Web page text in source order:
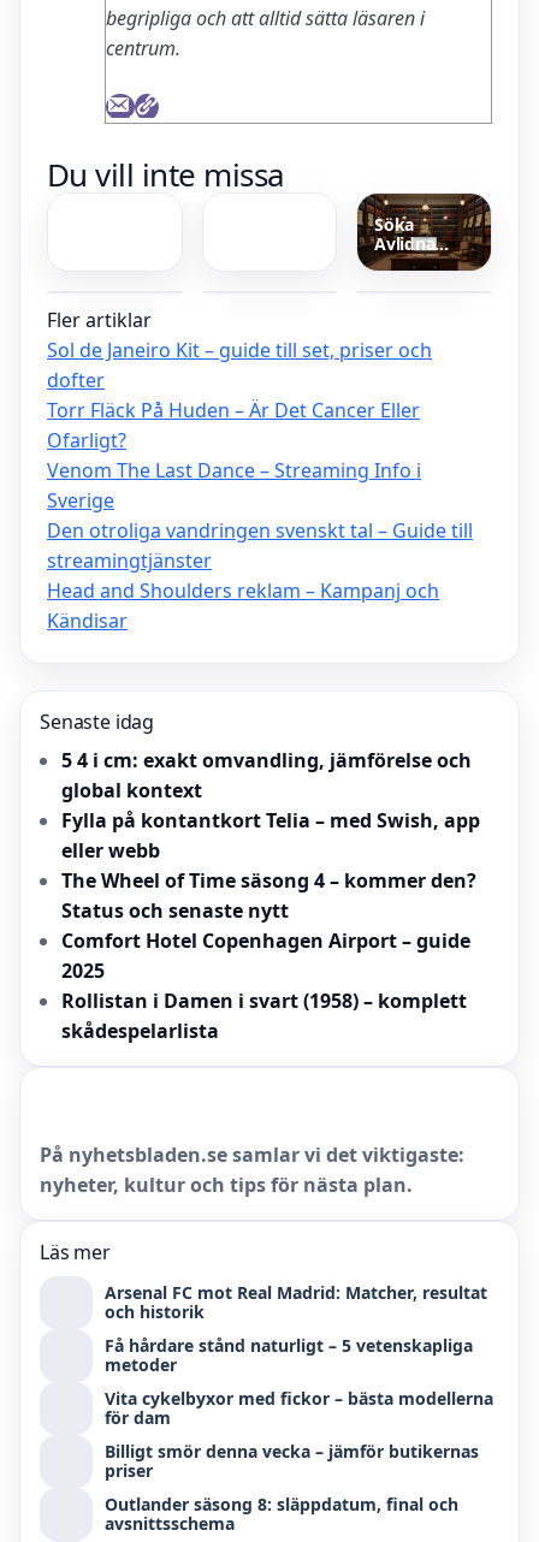
begripliga och att alltid sätta läsaren i
centrum.
Du vill inte missa
Scandinavia
– Stort
Uddevalla
Kommun –
Söka
Avlidna
Personer i
register och
annonser
Parfym
Sommarfavorit
och ättika
BCA Vehicle
Remarketing
auktioner
Fler artiklar
Sol de Janeiro Kit – guide till set, priser och
dofter
Torr Fläck På Huden – Är Det Cancer Eller
Ofarligt?
Venom The Last Dance – Streaming Info i
Sverige
Den otroliga vandringen svenskt tal – Guide till
streamingtjänster
Head and Shoulders reklam – Kampanj och
Kändisar
Senaste idag
5 4 i cm: exakt omvandling, jämförelse och
global kontext
Fylla på kontantkort Telia – med Swish, app
eller webb
The Wheel of Time säsong 4 – kommer den?
Status och senaste nytt
Comfort Hotel Copenhagen Airport – guide
2025
Rollistan i Damen i svart (1958) – komplett
skådespelarlista
På nyhetsbladen.se samlar vi det viktigaste:
nyheter, kultur och tips för nästa plan.
Läs mer
Arsenal FC mot Real Madrid: Matcher, resultat
och historik
Få hårdare stånd naturligt – 5 vetenskapliga
metoder
Vita cykelbyxor med fickor – bästa modellerna
för dam
Billigt smör denna vecka – jämför butikernas
priser
Outlander säsong 8: släppdatum, final och
avsnittsschema